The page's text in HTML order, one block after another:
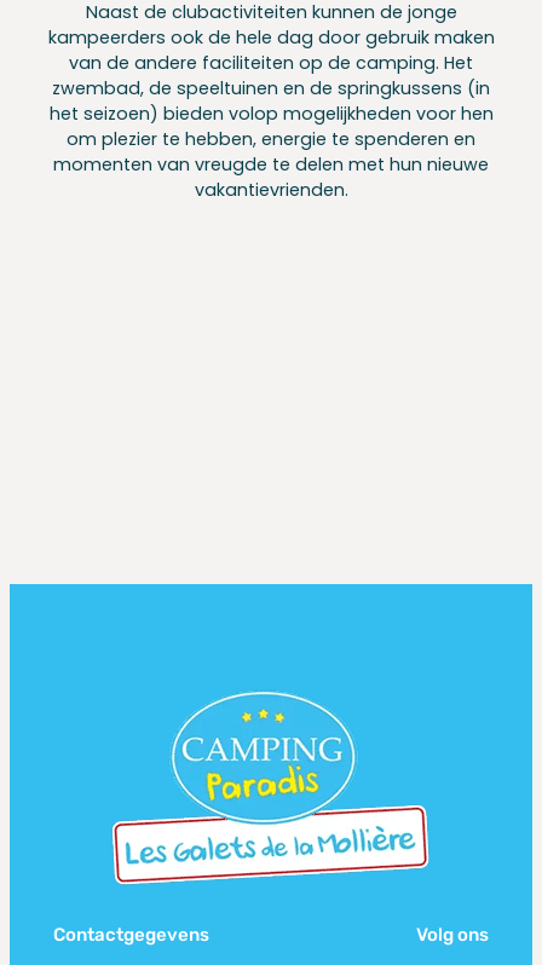
Naast de clubactiviteiten kunnen de jonge
kampeerders ook de hele dag door gebruik maken
van de andere faciliteiten op de camping. Het
zwembad, de speeltuinen en de springkussens (in
het seizoen) bieden volop mogelijkheden voor hen
om plezier te hebben, energie te spenderen en
momenten van vreugde te delen met hun nieuwe
vakantievrienden.
Contactgegevens Volg ons